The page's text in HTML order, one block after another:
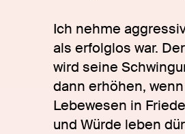
Ich nehme
als erfolglos war.
wird seine
dann erhöhen,
Lebewesen in
und Würde leben